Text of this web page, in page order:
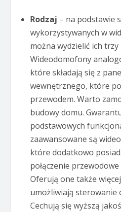
Rodzaj – na podstawie
wykorzystywanych w
można wydzielić ich trzy
Wideodomofony
które składają się z
wewnętrznego, które
przewodem. Warto
budowy domu.
podstawowych
zaawansowane są
które dodatkowo
połączenie
Oferują one także
umożliwiają sterowanie
Cechują się wyższą